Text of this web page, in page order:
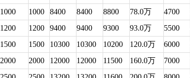
1000 8400 8400 8800 78.0万 4700
1200 9400 9400 9300 93.0万 5500
1500 10300 10300 10200 120.0万 6000
2000 12000 12000 11500 160.0万 7000